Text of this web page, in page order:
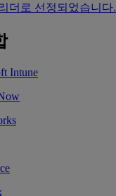
더로 선정되었습니다.
Intune